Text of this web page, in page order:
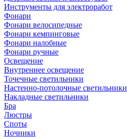
Инструменты для электроработ
Фонари
Фонари велосипедные
Фонари кемпинговые
Фонари налобные
Фонари ручные
Освещение
Внутреннее освещение
Точечные светильники
Настенно-потолочные светильники
Накладные светильники
Бра
Люстры
Споты
Ночники